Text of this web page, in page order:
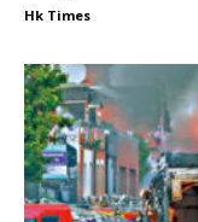
Hk Times